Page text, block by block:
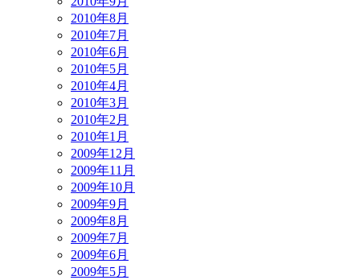
2010年8月
2010年7月
2010年6月
2010年5月
2010年4月
2010年3月
2010年2月
2010年1月
2009年12月
2009年11月
2009年10月
2009年9月
2009年8月
2009年7月
2009年6月
2009年5月